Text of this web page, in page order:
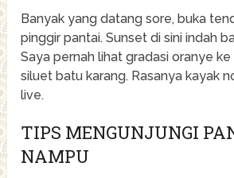
Banyak yang datang sore, buka
pinggir pantai. Sunset di sini indah
Saya pernah lihat gradasi oranye
siluet batu karang. Rasanya kayak
live.
TIPS MENGUNJUNGI
NAMPU